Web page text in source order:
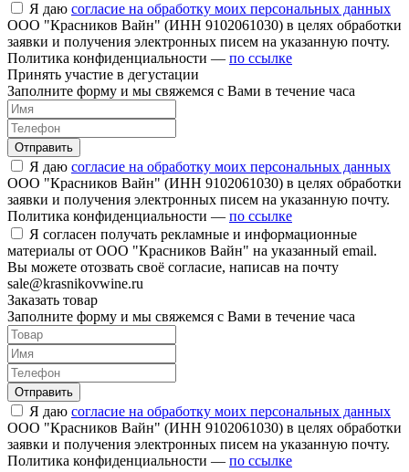
Я даю согласие на обработку моих персональных данных
ООО "Красников Вайн" (ИНН 9102061030) в целях обработки
заявки и получения электронных писем на указанную почту.
Политика конфиденциальности — по ссылке
Принять участие в дегустации
Заполните форму и мы свяжемся с Вами в течение часа
Отправить
Я даю согласие на обработку моих персональных данных
ООО "Красников Вайн" (ИНН 9102061030) в целях обработки
заявки и получения электронных писем на указанную почту.
Политика конфиденциальности — по ссылке
Я согласен получать рекламные и информационные
материалы от ООО "Красников Вайн" на указанный email.
Вы можете отозвать своё согласие, написав на почту
sale@krasnikovwine.ru
Заказать товар
Заполните форму и мы свяжемся с Вами в течение часа
Отправить
Я даю согласие на обработку моих персональных данных
ООО "Красников Вайн" (ИНН 9102061030) в целях обработки
заявки и получения электронных писем на указанную почту.
Политика конфиденциальности — по ссылке